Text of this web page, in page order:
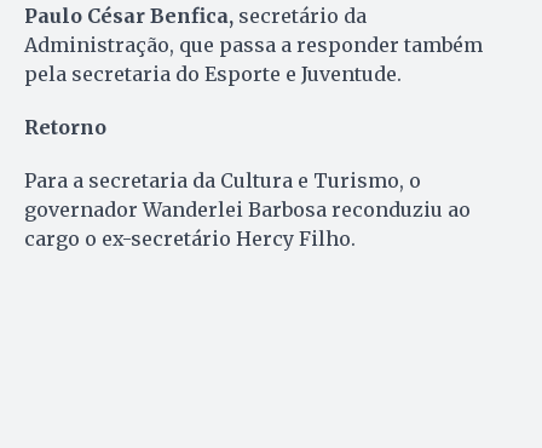
Paulo César Benfica, secretário da
Administração, que passa a responder também
pela secretaria do Esporte e Juventude.
Retorno
Para a secretaria da Cultura e Turismo, o
governador Wanderlei Barbosa reconduziu ao
cargo o ex-secretário Hercy Filho.